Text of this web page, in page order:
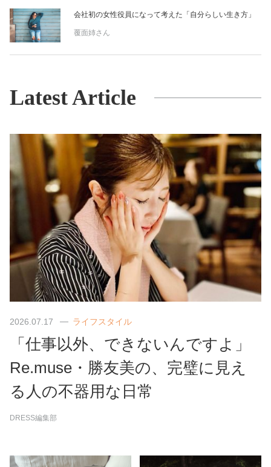
会社初の女性役員になって考えた「自分らしい生き方」
覆面姉さん
Latest Article
2026.07.17 ライフスタイル
「仕事以外、できないんですよ」
Re.muse・勝友美の、完璧に見え
る人の不器用な日常
DRESS編集部